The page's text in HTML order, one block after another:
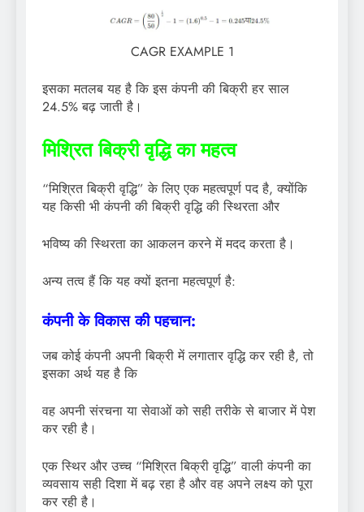
CAGR EXAMPLE 1
इसका मतलब यह है कि इस कंपनी की बिक्री हर साल
24.5% बढ़ जाती है।
मिश्रित बिक्री वृद्धि का महत्व
“मिश्रित बिक्री वृद्धि” के लिए एक महत्वपूर्ण पद है, क्योंकि
यह किसी भी कंपनी की बिक्री वृद्धि की स्थिरता और
भविष्य की स्थिरता का आकलन करने में मदद करता है।
अन्य तत्व हैं कि यह क्यों इतना महत्वपूर्ण है:
कंपनी के विकास की पहचान:
जब कोई कंपनी अपनी बिक्री में लगातार वृद्धि कर रही है, तो
इसका अर्थ यह है कि
वह अपनी संरचना या सेवाओं को सही तरीके से बाजार में पेश
कर रही है।
एक स्थिर और उच्च “मिश्रित बिक्री वृद्धि” वाली कंपनी का
व्यवसाय सही दिशा में बढ़ रहा है और वह अपने लक्ष्य को पूरा
कर रही है।